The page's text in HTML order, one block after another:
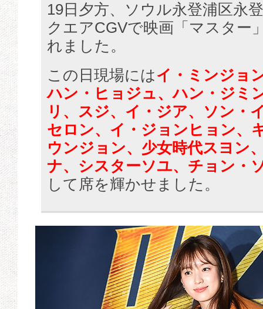
19日夕方、ソウル永登浦区永
クエアCGVで映画「マスター
れました。
この日現場にはイ・ミンジョ
ハン・ヒョジュ、ハン・ジミ
リ、スジ、イ・ジア、ソン・
セロン、イ・ジョンヒョン、
ウンジョン、少女時代スヨン
ナ、シスターソユ、チョン・
して席を輝かせました。